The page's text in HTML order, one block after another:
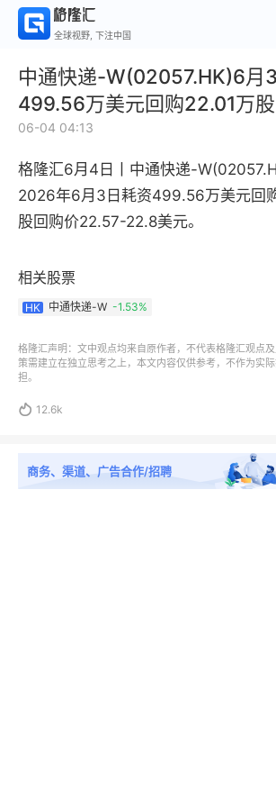
全球视野, 下注中国
中通快递-W(02057.HK)6月
499.56万美元回购22.01万股
06-04 04:13
格隆汇6月4日丨 中通快递-
2026年6月3日耗资499.56万美元回
股回购价22.57-22.8美元。
相关股票
HK 中通快递-W -1.53%
格隆汇声明：文中观点均来自原作者，不代表格隆汇观点
策需建立在独立思考之上，本文内容仅供参考，不作为实
担。
 12.6k
商务、渠道、广告合作/招聘